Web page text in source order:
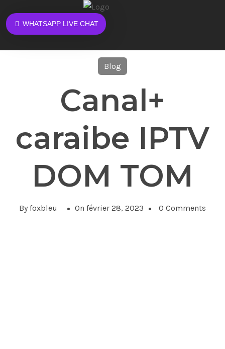
WHATSAPP LIVE CHAT
Blog
Canal+
caraibe IPTV
DOM TOM
By foxbleu On février 28, 2023 0 Comments